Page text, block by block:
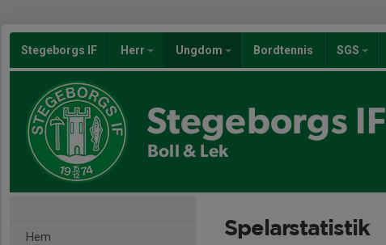
Stegeborgs IF Herr Ungdom Bordtennis SGS
Stegeborgs IF
Boll & Lek
Hem Spelarstatistik